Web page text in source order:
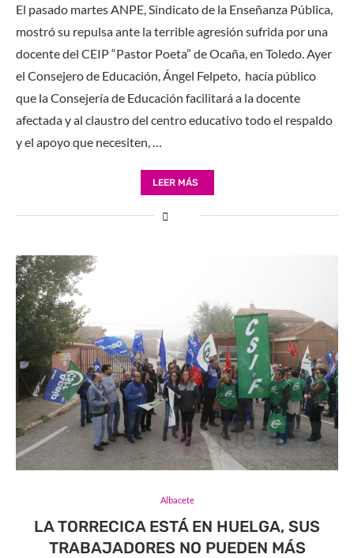
El pasado martes ANPE, Sindicato de la Enseñanza Pública,
mostró su repulsa ante la terrible agresión sufrida por una
docente del CEIP “Pastor Poeta” de Ocaña, en Toledo. Ayer
el Consejero de Educación, Ángel Felpeto, hacía público
que la Consejería de Educación facilitará a la docente
afectada y al claustro del centro educativo todo el respaldo
y el apoyo que necesiten, …
LEER MÁS
Albacete
LA TORRECICA ESTÁ EN HUELGA, SUS
TRABAJADORES NO PUEDEN MÁS